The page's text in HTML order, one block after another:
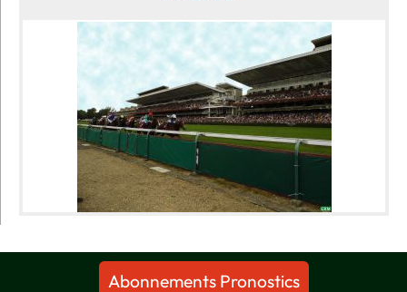
Abonnements Pronostics